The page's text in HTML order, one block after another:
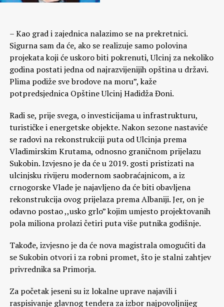
– Kao grad i zajednica nalazimo se na prekretnici.
Sigurna sam da će, ako se realizuje samo polovina
projekata koji će uskoro biti pokrenuti, Ulcinj za nekoliko
godina postati jedna od najrazvijenijih opština u državi.
Plima podiže sve brodove na moru”, kaže
potpredsjednica Opštine Ulcinj Hadidža Đoni.
Radi se, prije svega, o investicijama u infrastrukturu,
turističke i energetske objekte. Nakon sezone nastaviće
se radovi na rekonstrukciji puta od Ulcinja prema
Vladimirskim Krutama, odnosno graničnom prijelazu
Sukobin. Izvjesno je da će u 2019. gosti pristizati na
ulcinjsku rivijeru modernom saobraćajnicom, a iz
crnogorske Vlade je najavljeno da će biti obavljena
rekonstrukcija ovog prijelaza prema Albaniji. Jer, on je
odavno postao ,,usko grlo” kojim umjesto projektovanih
pola miliona prolazi četiri puta više putnika godišnje.
Takođe, izvjesno je da će nova magistrala omogućiti da
se Sukobin otvori i za robni promet, što je stalni zahtjev
privrednika sa Primorja.
Za početak jeseni su iz lokalne uprave najavili i
raspisivanje glavnog tendera za izbor najpovoljnijeg